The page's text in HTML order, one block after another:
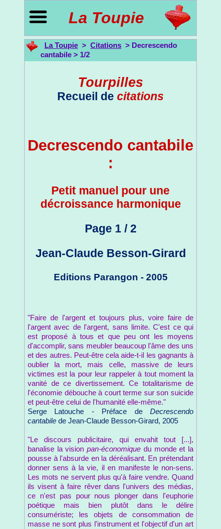
La Toupie
La Toupie > Citations > Decrescendo
cantabile > 1/2
Tourpilles
Recueil de citations
Decrescendo cantabile
:
Petit manuel pour une
décroissance harmonique
Page 1 / 2
Jean-Claude Besson-Girard
Editions Parangon - 2005
"Faire de l'argent et toujours plus, voire faire de
l'argent avec de l'argent, sans limite. C'est ce qui
est proposé à tous et que peu ont les moyens
d'accomplir, sans meubler beaucoup l'âme des uns
et des autres. Peut-être cela aide-t-il les gagnants à
oublier la mort, mais celle, massive de leurs
victimes est la pour leur rappeler à tout moment la
vanité de ce divertissement. Ce totalitarisme de
l'économie débouche à court terme sur son suicide
et peut-être celui de l'humanité elle-même."
Serge Latouche - Préface de Decrescendo
cantabile de Jean-Claude Besson-Girard, 2005
"Le discours publicitaire, qui envahit tout [...],
banalise la visionpan-économique du monde et la
pousse à l'absurde en la déréalisant. En prétendant
donner sens à la vie, il en manifeste le non-sens.
Les mots ne servent plus qu'à faire vendre. Quand
ils visent à faire rêver dans l'univers des médias,
ce n'est pas pour nous plonger dans l'euphorie
poétique mais bien plutôt dans le délire
consumériste; les objets de consommation de
masse ne sont plus l'instrument et l'objectif d'un art